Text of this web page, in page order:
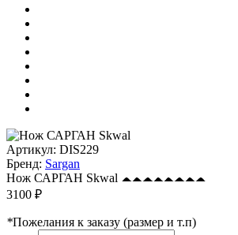
Артикул: DIS229
Бренд: Sargan
Нож САРГАН Skwal
3100 ₽
*Пожелания к заказу (размер и т.п)